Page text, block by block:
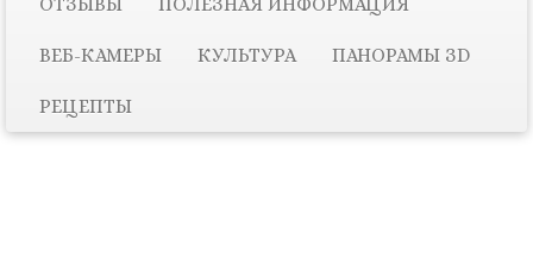
ВЕБ-КАМЕРЫ КУЛЬТУРА ПАНОРАМЫ ЗD
РЕЦЕПТЫ